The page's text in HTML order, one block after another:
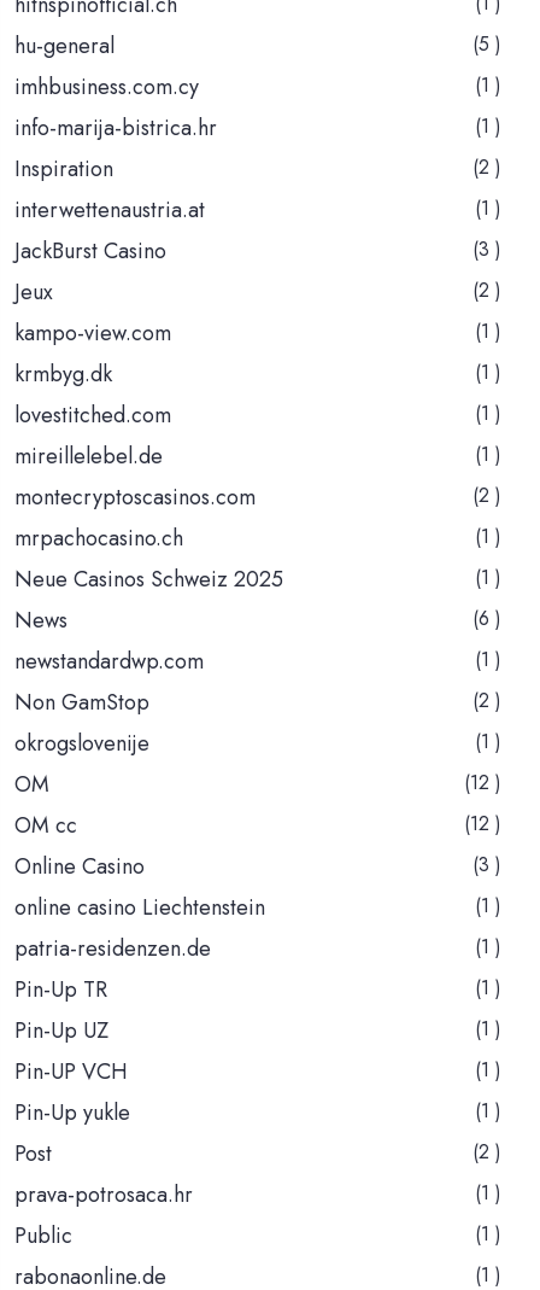
hu-general (5 )
imhbusiness.com.cy (1 )
info-marija-bistrica.hr (1 )
Inspiration (2 )
interwettenaustria.at (1 )
JackBurst Casino (3 )
Jeux (2 )
kampo-view.com (1 )
krmbyg.dk (1 )
lovestitched.com (1 )
mireillelebel.de (1 )
montecryptoscasinos.com (2 )
mrpachocasino.ch (1 )
Neue Casinos Schweiz 2025 (1 )
News (6 )
newstandardwp.com (1 )
Non GamStop (2 )
okrogslovenije (1 )
OM (12 )
OM cc (12 )
Online Casino (3 )
online casino Liechtenstein (1 )
patria-residenzen.de (1 )
Pin-Up TR (1 )
Pin-Up UZ (1 )
Pin-UP VCH (1 )
Pin-Up yukle (1 )
Post (2 )
prava-potrosaca.hr (1 )
Public (1 )
rabonaonline.de (1 )